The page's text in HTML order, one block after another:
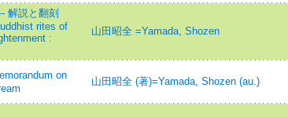
解説と翻刻
rites of
:
山田昭全 =Yamada, Shozen
on
山田昭全 (著)=Yamada, Shozen (au.)